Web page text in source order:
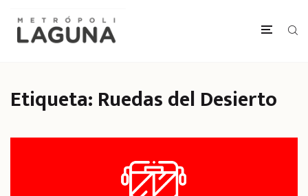
Etiqueta: Ruedas del Desierto